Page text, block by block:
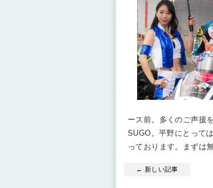
ース前。多くのご声援
SUGO。平野にとって
っております。まずは
← 新しい記事